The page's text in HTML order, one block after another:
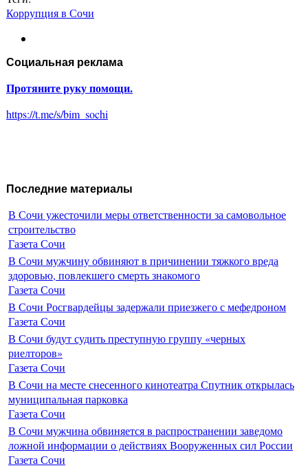
Коррупция в Сочи
Социальная реклама
Протяните руку помощи.
https://t.me/s/bim_sochi
Последние материалы
В Сочи ужесточили меры ответственности за самовольное
строительство
Газета Сочи
В Сочи мужчину обвиняют в причинении тяжкого вреда
здоровью, повлекшего смерть знакомого
Газета Сочи
В Сочи Росгвардейцы задержали приезжего с мефедроном
Газета Сочи
В Сочи будут судить преступную группу «черных
риелторов»
Газета Сочи
В Сочи на месте снесенного кинотеатра Спутник открылась
муниципальная парковка
Газета Сочи
В Сочи мужчина обвиняется в распространении заведомо
ложной информации о действиях Вооруженных сил России
Газета Сочи